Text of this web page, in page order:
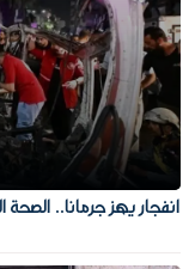
انفجار يهز جرمانا..